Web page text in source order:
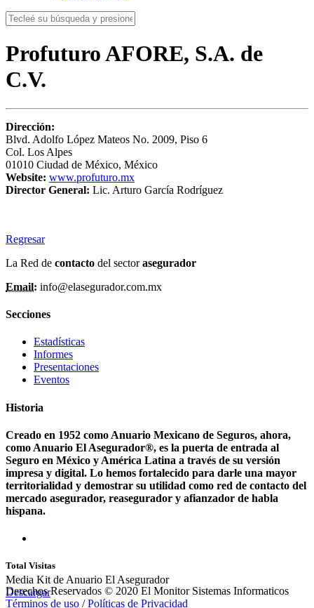
Profuturo AFORE, S.A. de
C.V.
Dirección:
Blvd. Adolfo López Mateos No. 2009, Piso 6
Col. Los Alpes
01010 Ciudad de México, México
Website: www.profuturo.mx
Director General: Lic. Arturo García Rodríguez
Regresar
La Red de contacto del sectorasegurador
Email: info@elasegurador.com.mx
Secciones
Estadísticas
Informes
Presentaciones
Eventos
Historia
Creado en 1952 como Anuario Mexicano de Seguros, ahora,
como Anuario El Asegurador®, es la puerta de entrada al
Seguro en México y América Latina a través de su versión
impresa y digital. Lo hemos fortalecido para darle una mayor
territorialidad y demostrar su utilidad como red de contacto del
mercado asegurador, reasegurador y afianzador de habla
hispana.
Total Visitas
Media Kit de Anuario El Asegurador
Descargar
Derechos Reservados © 2020 El Monitor Sistemas Informaticos
Términos de uso /Políticas de Privacidad